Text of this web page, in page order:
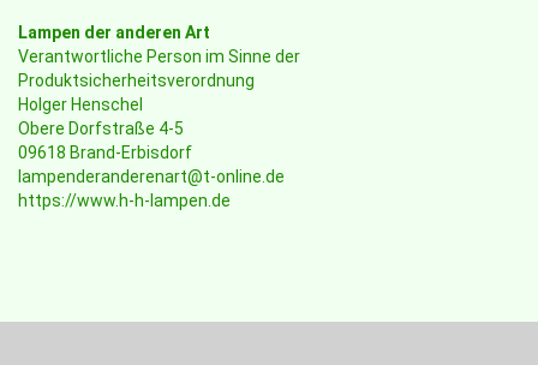
Lampen der anderen Art
Verantwortliche Person im Sinne der
Produktsicherheitsverordnung
Holger Henschel
Obere Dorfstraße 4-5
09618 Brand-Erbisdorf
lampenderanderenart@t-online.de
https://www.h-h-lampen.de